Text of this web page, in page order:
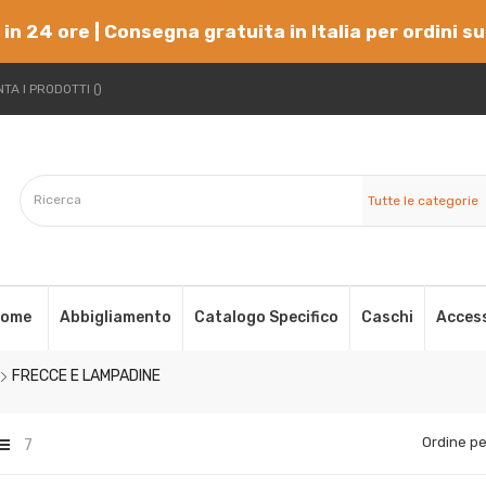
in 24 ore | Consegna gratuita in Italia per ordini
I PRODOTTI
Tutte le categorie
Abbigliamento Catalogo Specifico Caschi
FRECCE E LAMPADINE
7 Ordine